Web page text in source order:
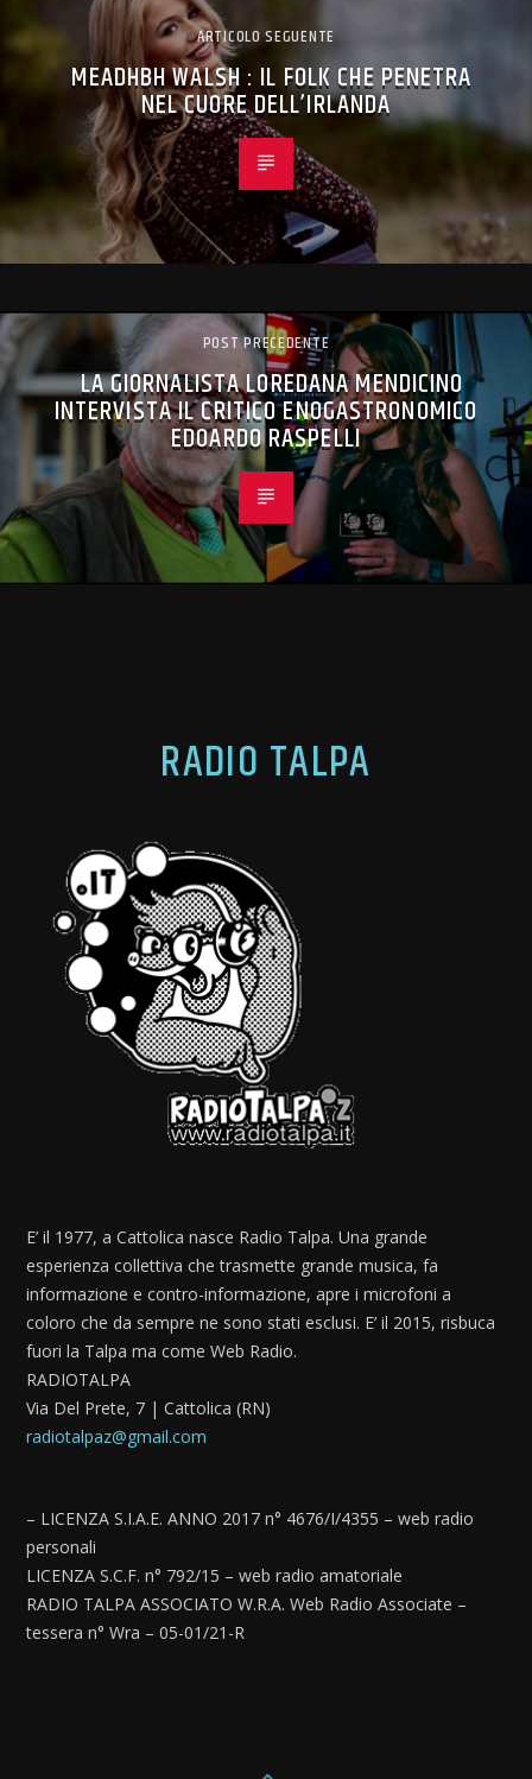
ARTICOLO SEGUENTE
MEADHBH WALSH : IL FOLK CHE PENETRA
NEL CUORE DELL’IRLANDA
POST PRECEDENTE
LA GIORNALISTA LOREDANA MENDICINO
INTERVISTA IL CRITICO ENOGASTRONOMICO
EDOARDO RASPELLI
RADIO TALPA
E’ il 1977, a Cattolica nasce Radio Talpa. Una grande
esperienza collettiva che trasmette grande musica, fa
informazione e contro-informazione, apre i microfoni a
coloro che da sempre ne sono stati esclusi. E’ il 2015, risbuca
fuori la Talpa ma come Web Radio.
RADIOTALPA
Via Del Prete, 7 | Cattolica (RN)
radiotalpaz@gmail.com
– LICENZA S.I.A.E. ANNO 2017 n° 4676/I/4355 – web radio
personali
LICENZA S.C.F. n° 792/15 – web radio amatoriale
RADIO TALPA ASSOCIATO W.R.A. Web Radio Associate –
tessera n° Wra – 05-01/21-R